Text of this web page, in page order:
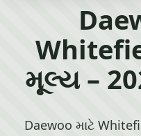
મૂલ્ય –
Daewoo માટે